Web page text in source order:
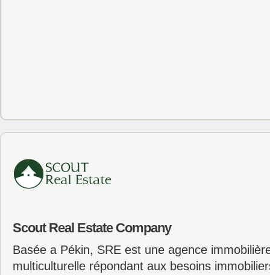
Scout Real Estate Company
Basée a Pékin, SRE est une agence
multiculturelle répondant aux besoins